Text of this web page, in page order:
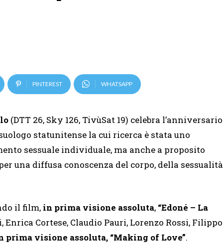
PINTEREST WHATSAPP
(DTT 26, Sky 126, TivùSat 19) celebra l’anniversario
statunitense la cui ricerca è stata uno
sessuale individuale, ma anche a proposito
una diffusa conoscenza del corpo, della sessualità
il film, in prima visione assoluta, “Edoné – La
Cortese, Claudio Pauri, Lorenzo Rossi, Filippo
prima visione assoluta, “Making of Love”.